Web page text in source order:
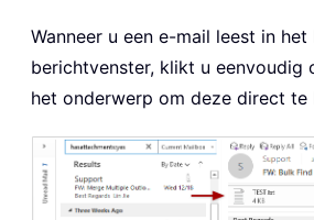
Wanneer u een e-mail leest in
berichtvenster, klikt u eenvoudig
het onderwerp om deze direct te